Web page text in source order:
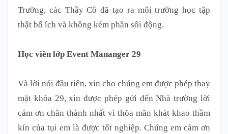
Trường, các Thầy Cô đã tạo ra môi trường học tập
thật bổ ích và không kém phần sôi động.
Học viên lớp Event Mananger 29
Và lời nói đầu tiên, xin cho chúng em được phép thay
mặt khóa 29, xin được phép gửi đến Nhà trường lời
cám ơn chân thành nhất vì thõa mãn khát khao thầm
kín của tụi em là được tốt nghiệp. Chúng em cảm ơn